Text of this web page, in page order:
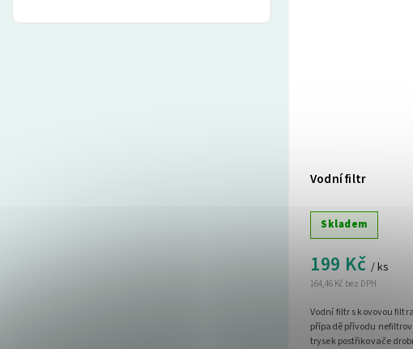
Vodní filtr
Skladem
164,46 Kč bez DPH
199 Kč / ks
Vodní filtr s kovovou
případě přívodu
trysek postřikovače